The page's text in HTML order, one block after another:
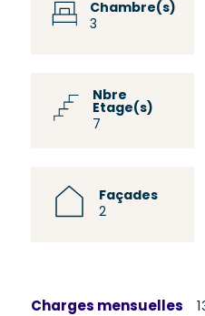
Chambre(s)
3
Nbre
Etage(s)
7
Façades
2
Charges mensuelles